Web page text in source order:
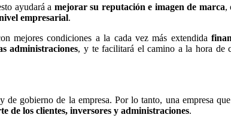
ayudará a mejorar su reputación e imagen de marca,
empresarial.
mejores condiciones a la cada vez más extendida
administraciones, y te facilitará el camino a la hora de
gobierno de la empresa. Por lo tanto, una empresa
de los clientes, inversores y administraciones.